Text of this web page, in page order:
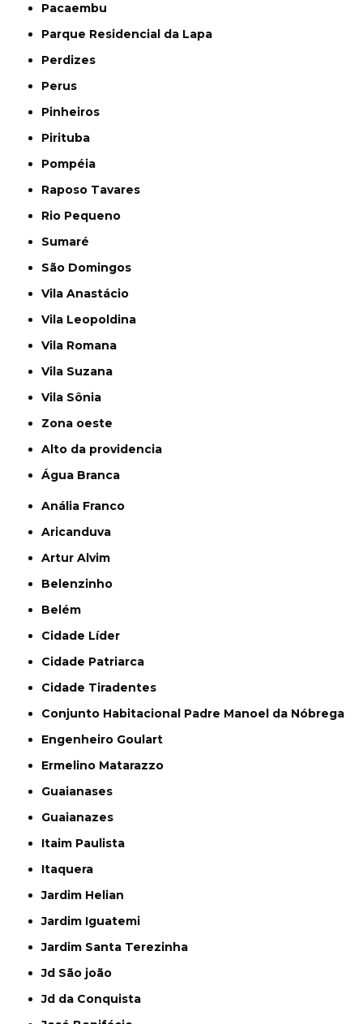
Pacaembu
Parque Residencial da Lapa
Perdizes
Perus
Pinheiros
Pirituba
Pompéia
Raposo Tavares
Rio Pequeno
Sumaré
São Domingos
Vila Anastácio
Vila Leopoldina
Vila Romana
Vila Suzana
Vila Sônia
Zona oeste
alto da providencia
Água Branca
Anália Franco
Aricanduva
Artur Alvim
Belenzinho
Belém
Cidade Líder
Cidade Patriarca
Cidade Tiradentes
Conjunto Habitacional Padre Manoel da Nóbrega
Engenheiro Goulart
Ermelino Matarazzo
Guaianases
Guaianazes
Itaim Paulista
Itaquera
Jardim Helian
Jardim Iguatemi
Jardim Santa Terezinha
Jd São joão
Jd da Conquista